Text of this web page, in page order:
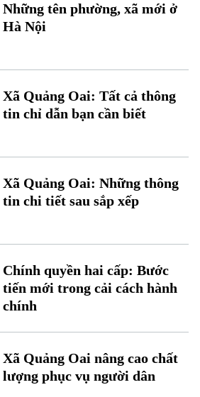
để gọi)
0865.116.699
Những tên phường, xã mới ở
Hà Nội
Xã Quảng Oai: Tất cả thông
tin chỉ dẫn bạn cần biết
Xã Quảng Oai: Những thông
tin chi tiết sau sắp xếp
Chính quyền hai cấp: Bước
tiến mới trong cải cách hành
chính
Xã Quảng Oai nâng cao chất
lượng phục vụ người dân